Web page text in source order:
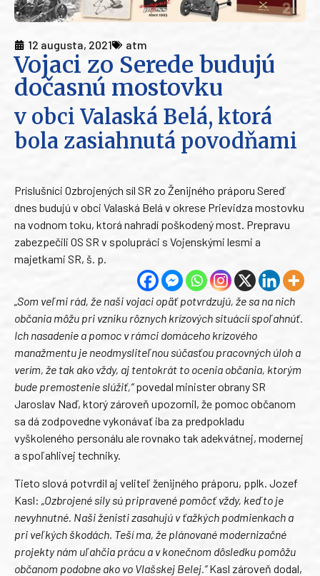
12 augusta, 2021 atm
Vojaci zo Serede budujú
dočasnú mostovku
v obci Valaská Belá, ktorá
bola zasiahnutá povodňami
Príslušníci Ozbrojených síl SR zo Ženijného práporu Sereď
dnes budujú v obci Valaská Belá v okrese Prievidza mostovku
na vodnom toku, ktorá nahradí poškodený most. Prepravu
zabezpečili OS SR v spolupráci s Vojenskými lesmi a
majetkami SR, š. p.
„Som veľmi rád, že naši vojaci opäť potvrdzujú, že sa na nich
občania môžu pri vzniku rôznych krízových situácií spoľahnúť.
Ich nasadenie a pomoc v rámci domáceho krízového
manažmentu je neodmysliteľnou súčasťou pracovných úloh a
verím, že tak ako vždy, aj tentokrát to ocenia občania, ktorým
bude premostenie slúžiť,“povedal minister obrany SR
Jaroslav Naď, ktorý zároveň upozornil, že pomoc občanom
sa dá zodpovedne vykonávať iba za predpokladu
vyškoleného personálu ale rovnako tak adekvátnej, modernej
a spoľahlivej techniky.
Tieto slová potvrdil aj veliteľ ženijného práporu, pplk. Jozef
Kasl: „Ozbrojené sily sú pripravené pomôcť vždy, keď to je
nevyhnutné. Naši ženisti zasahujú v ťažkých podmienkach a
pri veľkých škodách. Teší ma, že plánované modernizačné
projekty nám uľahčia prácu a v konečnom dôsledku pomôžu
občanom podobne ako vo Vlašskej Belej.“Kasl zároveň dodal,